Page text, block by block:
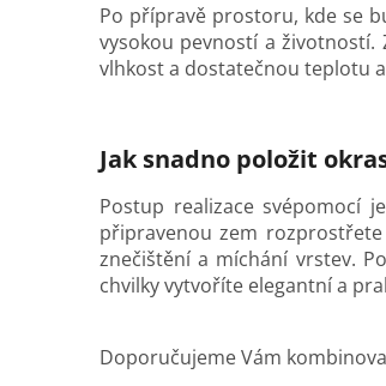
Po přípravě prostoru, kde se
vysokou pevností a
vlhkost a dostatečnou teplotu
Jak snadno položit
Postup realizace svépomocí
připravenou zem
znečištění a míchání vrstev.
chvilky vytvoříte elegantní a
Doporučujeme Vám